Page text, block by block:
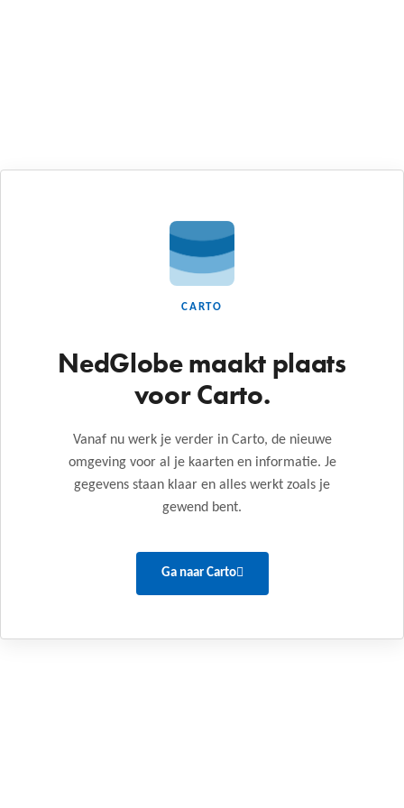
CARTO
NedGlobe maakt plaats
voor Carto.
Vanaf nu werk je verder in Carto, de nieuwe
omgeving voor al je kaarten en informatie. Je
gegevens staan klaar en alles werkt zoals je
gewend bent.
Ga naar Carto